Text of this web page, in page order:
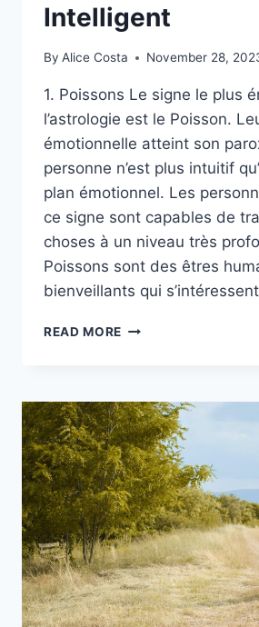
Intelligent
By Alice Costa November 28,
1. Poissons Le signe le plus
l’astrologie est le Poisson.
émotionnelle atteint son
personne n’est plus intuitif
plan émotionnel. Les
ce signe sont capables de
choses à un niveau très
Poissons sont des êtres
bienveillants qui
READ MORE LES
DU
PLUS
AU
MOINS
ÉMOTIONNELLEMENT
INTELLIGENT